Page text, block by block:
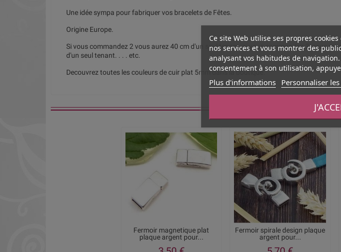
Une idée sympa pour fabriquer vos bracelets de Fêtes.
Origine Europe.
Si vous commandez 2 vous aurez 40 cm d'un seul tenant, si vous commandez 3, vous
d'un seul tenant. . . . etc.
Decouvrez toutes les couleurs de cuir plat 5mm dans la boutique.
Vous
Fermoir magnetique plat
plaque argent pour...
Fermoir spirale design plaque
argent pour...
Ce site Web utilise ses propres
nos services et vous montrer des
analysant vos habitudes de
consentement à son utilisation,
Plus d'informations Personnaliser